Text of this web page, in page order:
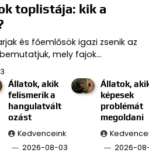
toplistája: kik a
és főemlősök igazi zsenik az
mely fajok…
Állatok, akik
felismerik a
hangulatvált
ozást
Kedvenceink
2026-08-03
Állatok,
képesek
problémát
megoldani
2026-